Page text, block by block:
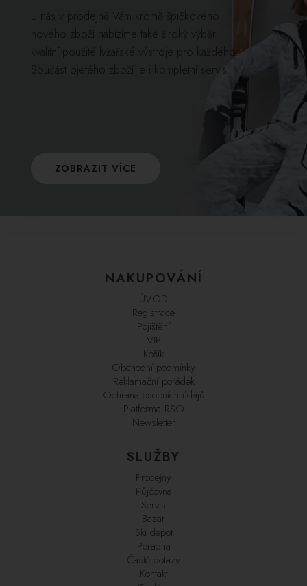
U nás v prodejně Vám kromě špičkového
nového zboží nabízíme také široký výběr
kvalitní použité lyžařské výstroje pro každého.
Součást ojetého zboží je i kompletní servis.
ZOBRAZIT VÍCE
NAKUPOVÁNÍ
ÚVOD
Registrace
Pojištění
VIP
Košík
Obchodní podmínky
Reklamační pořádek
Ochrana osobních údajů
Platforma RSO
Newsletter
SLUŽBY
Prodejny
Půjčovna
Servis
Bazar
Ski depot
Poradna
Časté dotazy
Kontakt